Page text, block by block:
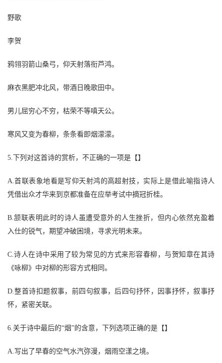
野歌
李贺
鸦翎羽箭山桑弓，仰天射落衔芦鸿。
麻衣黑肥冲北风，带酒日晚歌田中。
男儿屈穷心不穷，枯荣不等嗔天公。
寒风又变为春柳，条条看即烟濛濛。
5.下列对这首诗的赏析，不正确的一项是【】
A.首联表象地看是写仰天射鸿的高超射技，实际上是借此喻指诗人
凭借出众才华来到京都准备在应举考试中摘冠折桂。
B.颔联表明此时的诗人虽遭受意外的人生挫折，但内心依然充盈着
入仕的锐气，期望冲破困境，寻求光明未来。
C.诗人在诗中采用了较为常见的方式来形容春柳，与贺知章在其诗
《咏柳》中对柳的形容方式相同。
D.整首诗扣题叙事，前四句叙事，后四句抒怀，因事抒怀，叙事抒
怀，紧密关联。
6.关于诗中最后的“烟”的含意，下列选项正确的是【】
A.写出了早春的空气水汽弥漫，烟雨空漾之境。